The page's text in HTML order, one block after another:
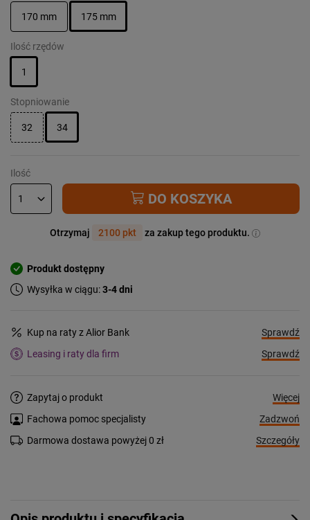
170 mm 175 mm
Ilość rzędów
1
Stopniowanie
32 34
Ilość
DO KOSZYKA
Otrzymaj 2100 pkt za zakup tego produktu.
Produkt dostępny
Wysyłka w ciągu:3-4 dni
Kup na raty z Alior Bank
Sprawdź
Leasing i raty dla firm
Sprawdź
Zapytaj o produkt
Więcej
Fachowa pomoc specjalisty
Zadzwoń
Darmowa dostawa powyżej 0 zł
Szczegóły